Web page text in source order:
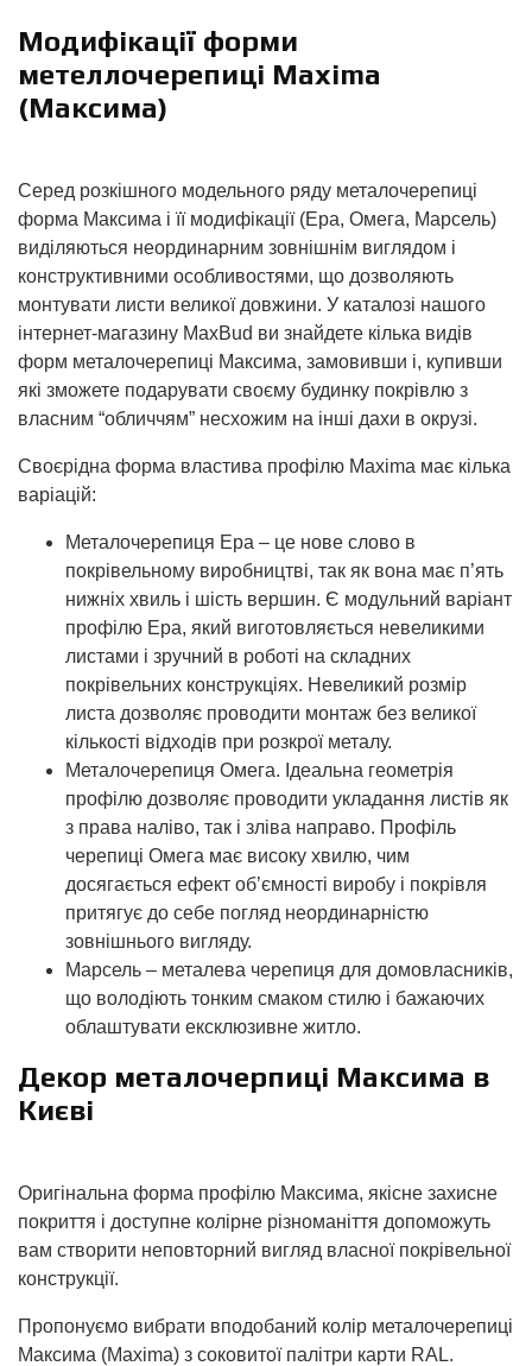
Модифікації форми
метеллочерепиці Maxima
(Максима)
Серед розкішного модельного ряду металочерепиці
форма Максима і її модифікації (Ера, Омега, Марсель)
виділяються неординарним зовнішнім виглядом і
конструктивними особливостями, що дозволяють
монтувати листи великої довжини. У каталозі нашого
інтернет-магазину MaxBud ви знайдете кілька видів
форм металочерепиці Максима, замовивши і, купивши
які зможете подарувати своєму будинку покрівлю з
власним “обличчям” несхожим на інші дахи в окрузі.
Своєрідна форма властива профілю Maxima має кілька
варіацій:
Металочерепиця Ера – це нове слово в
покрівельному виробництві, так як вона має п’ять
нижніх хвиль і шість вершин. Є модульний варіант
профілю Ера, який виготовляється невеликими
листами і зручний в роботі на складних
покрівельних конструкціях. Невеликий розмір
листа дозволяє проводити монтаж без великої
кількості відходів при розкрої металу.
Металочерепиця Омега. Ідеальна геометрія
профілю дозволяє проводити укладання листів як
з права наліво, так і зліва направо. Профіль
черепиці Омега має високу хвилю, чим
досягається ефект об’ємності виробу і покрівля
притягує до себе погляд неординарністю
зовнішнього вигляду.
Марсель – металева черепиця для домовласників,
що володіють тонким смаком стилю і бажаючих
облаштувати ексклюзивне житло.
Декор металочерпиці Максима в
Києві
Оригінальна форма профілю Максима, якісне захисне
покриття і доступне колірне різноманіття допоможуть
вам створити неповторний вигляд власної покрівельної
конструкції.
Пропонуємо вибрати вподобаний колір металочерепиці
Максима (Maxima) з соковитої палітри карти RAL.